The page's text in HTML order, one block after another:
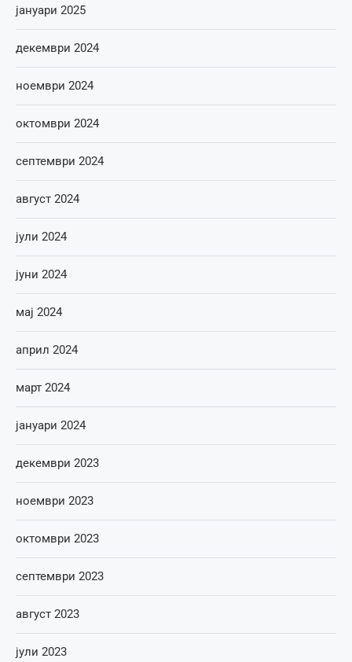
јануари 2025
декември 2024
ноември 2024
октомври 2024
септември 2024
август 2024
јули 2024
јуни 2024
мај 2024
април 2024
март 2024
јануари 2024
декември 2023
ноември 2023
октомври 2023
септември 2023
август 2023
јули 2023